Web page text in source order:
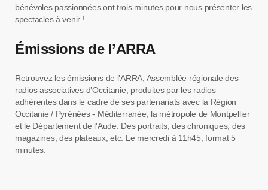
bénévoles passionnées ont trois minutes pour nous présenter les
spectacles à venir !
Émissions de l’ARRA
Retrouvez les émissions de l’ARRA, Assemblée régionale des
radios associatives d’Occitanie, produites par les radios
adhérentes dans le cadre de ses partenariats avec la Région
Occitanie / Pyrénées - Méditerranée, la métropole de Montpellier
et le Département de l'Aude. Des portraits, des chroniques, des
magazines, des plateaux, etc. Le mercredi à 11h45, format 5
minutes.